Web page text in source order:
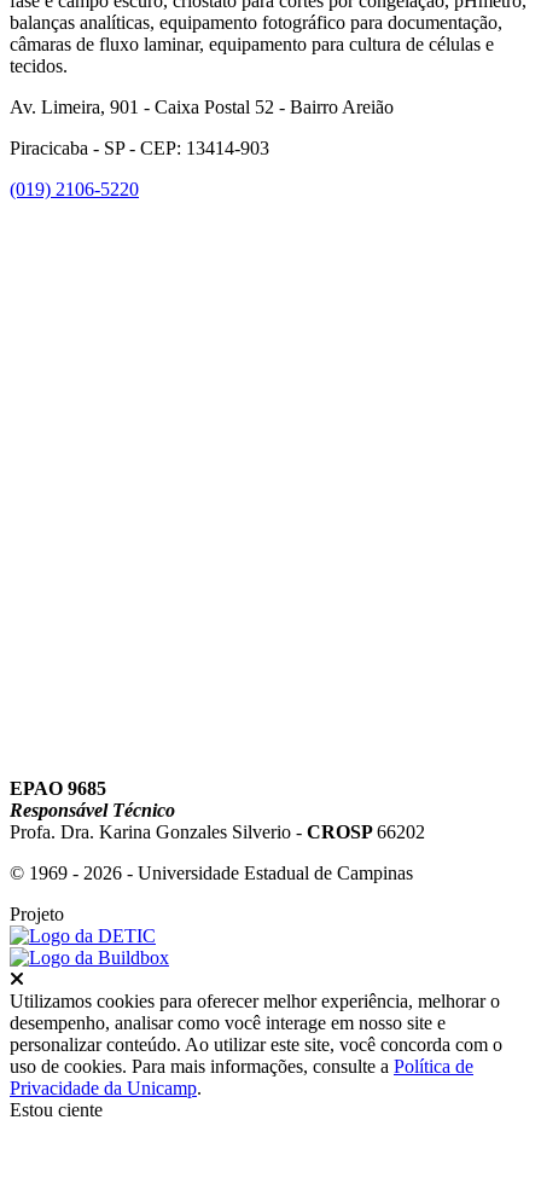
balanças analíticas, equipamento fotográfico para documentação,
câmaras de fluxo laminar, equipamento para cultura de células e
tecidos.
Av. Limeira, 901 - Caixa Postal 52 - Bairro Areião
Piracicaba - SP - CEP: 13414-903
(019) 2106-5220
EPAO 9685
Responsável Técnico
Profa. Dra. Karina Gonzales Silverio - CROSP66202
© 1969 - 2026 - Universidade Estadual de Campinas
Projeto
Utilizamos cookies para oferecer melhor experiência, melhorar o
desempenho, analisar como você interage em nosso site e
personalizar conteúdo. Ao utilizar este site, você concorda com o
uso de cookies. Para mais informações, consulte a Política de
Privacidade da Unicamp.
Estou ciente